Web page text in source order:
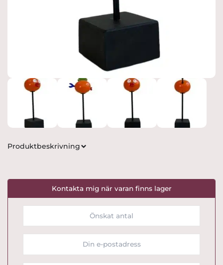
Produktbeskrivning
Kontakta mig när varan finns lager